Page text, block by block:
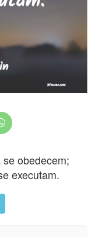
obedecem;
executam.